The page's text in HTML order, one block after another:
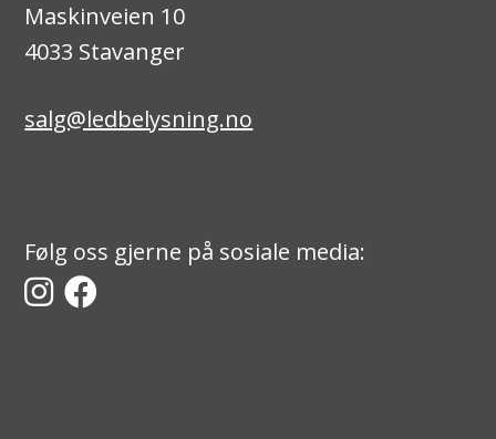
Maskinveien 10
4033 Stavanger
salg@ledbelysning.no
Følg oss gjerne på sosiale media: